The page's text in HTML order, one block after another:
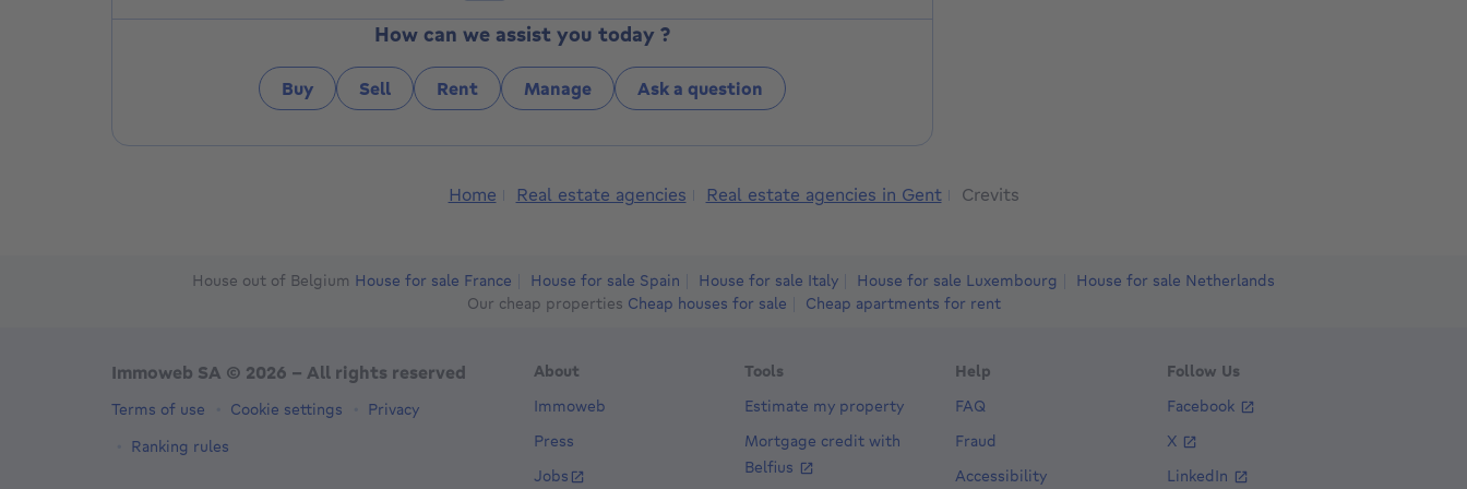
How can we assist you today ?
Buy Sell Rent Manage Ask a question
Home Real estate agencies Real estate agencies in Gent Crevits
House out of Belgium House for sale France House for sale Spain House for sale Italy House for sale Luxembourg
House for sale Netherlands
Our cheap properties Cheap houses for sale Cheap apartments for rent
About
Immoweb
Press
Jobs
Tools
Estimate my property
Mortgage credit with
Belfius
Help
FAQ
Fraud
Accessibility
Follow Us
Facebook
X
LinkedIn
Immoweb SA © 2026 - All rights reserved
Terms of use Cookie settings
Privacy
Ranking rules